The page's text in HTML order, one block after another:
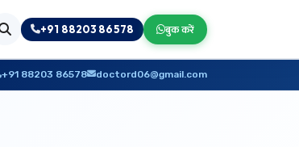
+91 88203 86578 बुक करें
+91 88203 86578 doctord06@gmail.com